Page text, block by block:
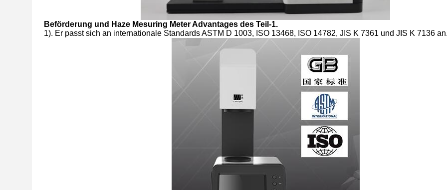
Beförderung und Haze Mesuring Meter Advantages des Teil-1.
1). Er passt sich an internationale Standards ASTM D 1003, ISO 13468, ISO 14782, JIS K 7361 und JIS K 7136